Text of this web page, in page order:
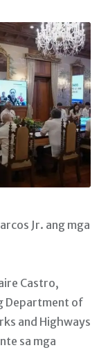
Jr. ang mga
Castro,
Department of
and Highways
sa mga